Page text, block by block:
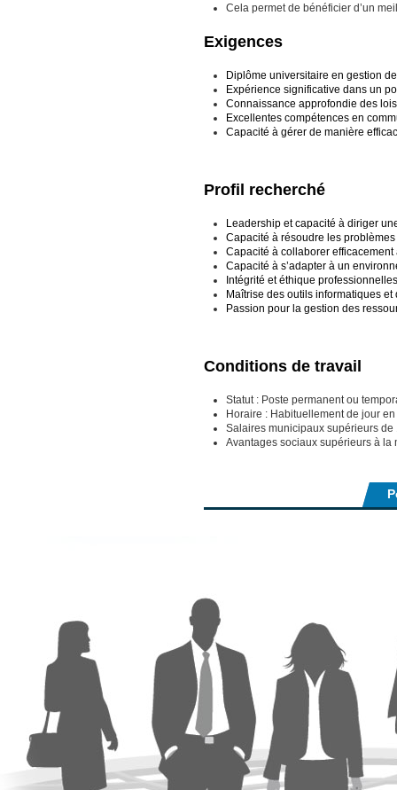
Cela permet de bénéficier d’un
Exigences
Diplôme universitaire en gestion
Expérience significative dans un
Connaissance approfondie des
Excellentes compétences en
Capacité à gérer de manière
Profil recherché
Leadership et capacité à diriger
Capacité à résoudre les
Capacité à collaborer
Capacité à s’adapter à un
Intégrité et éthique
Maîtrise des outils informatiques
Passion pour la gestion des
Conditions de travail
Statut : Poste permanent ou
Horaire : Habituellement de jour
Salaires municipaux supérieurs de
Avantages sociaux supérieurs à la